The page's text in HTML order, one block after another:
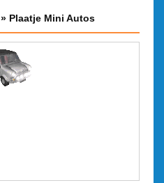
» Plaatje Mini Autos